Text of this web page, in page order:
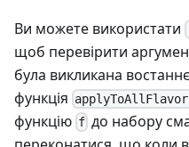
Ви можете використати
щоб перевірити
була викликана
функція
функцію f до набору